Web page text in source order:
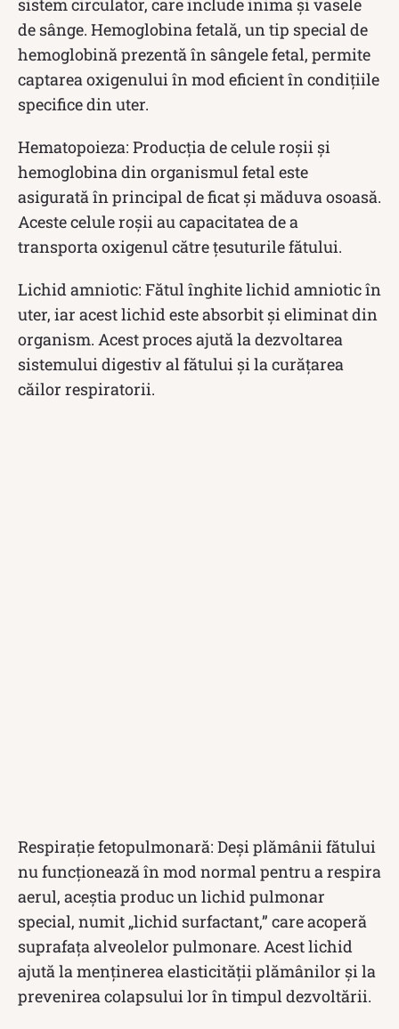
de sânge. Hemoglobina fetală, un tip special de
hemoglobină prezentă în sângele fetal, permite
captarea oxigenului în mod eficient în condițiile
specifice din uter.
Hematopoieza: Producția de celule roșii și
hemoglobina din organismul fetal este
asigurată în principal de ficat și măduva osoasă.
Aceste celule roșii au capacitatea de a
transporta oxigenul către țesuturile fătului.
Lichid amniotic: Fătul înghite lichid amniotic în
uter, iar acest lichid este absorbit și eliminat din
organism. Acest proces ajută la dezvoltarea
sistemului digestiv al fătului și la curățarea
căilor respiratorii.
Respirație fetopulmonară: Deși plămânii fătului
nu funcționează în mod normal pentru a respira
aerul, aceștia produc un lichid pulmonar
special, numit „lichid surfactant,” care acoperă
suprafața alveolelor pulmonare. Acest lichid
ajută la menținerea elasticității plămânilor și la
prevenirea colapsului lor în timpul dezvoltării.